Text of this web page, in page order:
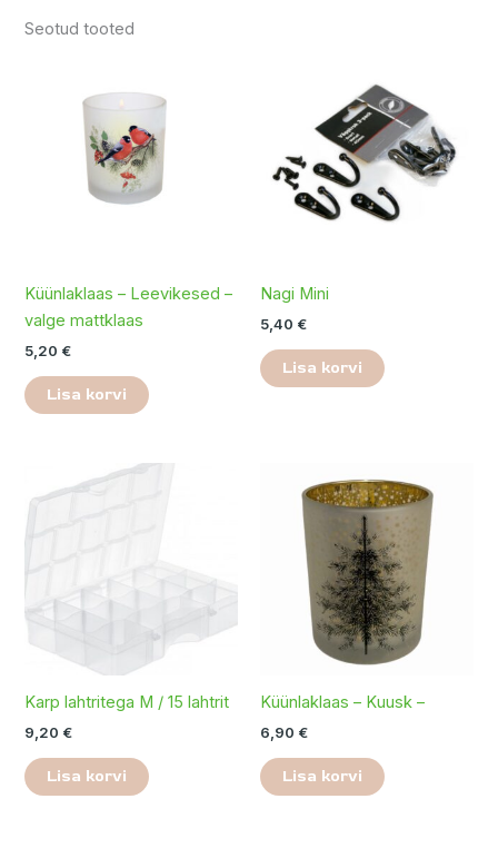
Seotud tooted
Küünlaklaas – Leevikesed –
valge mattklaas
5,20 €
Lisa korvi
Nagi Mini
5,40 €
Lisa korvi
Karp lahtritega M / 15 lahtrit
9,20 €
Lisa korvi
Küünlaklaas – Kuusk –
6,90 €
Lisa korvi